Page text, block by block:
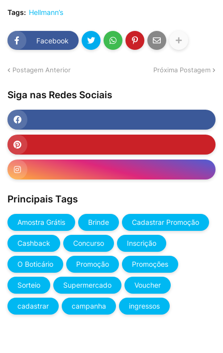
Tags: Hellmann’s
Facebook
Postagem Anterior Próxima Postagem
Siga nas Redes Sociais
Principais Tags
Amostra Grátis Brinde Cadastrar Promoção
Cashback Concurso Inscrição
O Boticário Promoção Promoções
Sorteio Supermercado Voucher
cadastrar campanha ingressos